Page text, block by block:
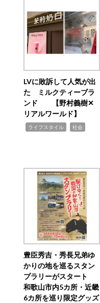
LVに敗訴して人気が出
た ミルクティーブラ
ンド 【野村義樹✕
リアルワールド】
ライフスタイル 社会
豊臣秀吉・秀長兄弟ゆ
かりの地を巡るスタン
プラリーがスタート
和歌山市内5カ所・近畿
6カ所を巡り限定グッズ